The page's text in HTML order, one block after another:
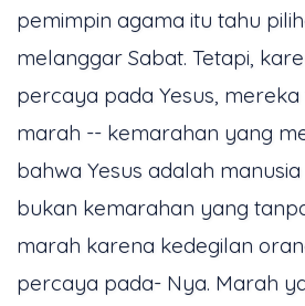
pemimpin agama itu tahu
melanggar Sabat. Tetapi,
percaya pada Yesus, mereka
marah -- kemarahan yang
bahwa Yesus adalah
bukan kemarahan yang
marah karena kedegilan
percaya pada- Nya. Marah